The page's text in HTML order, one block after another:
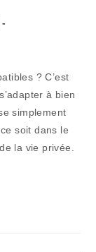
? C’est
à bien
simplement
soit dans le
la vie privée.